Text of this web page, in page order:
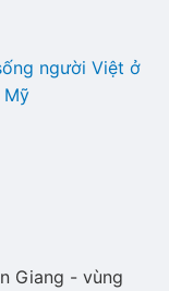
người Việt ở
Mỹ
Giang - vùng